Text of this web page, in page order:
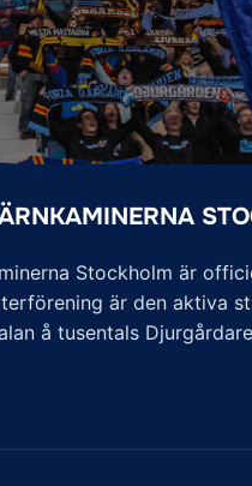
Stockholm är
är den aktiva
å tusentals